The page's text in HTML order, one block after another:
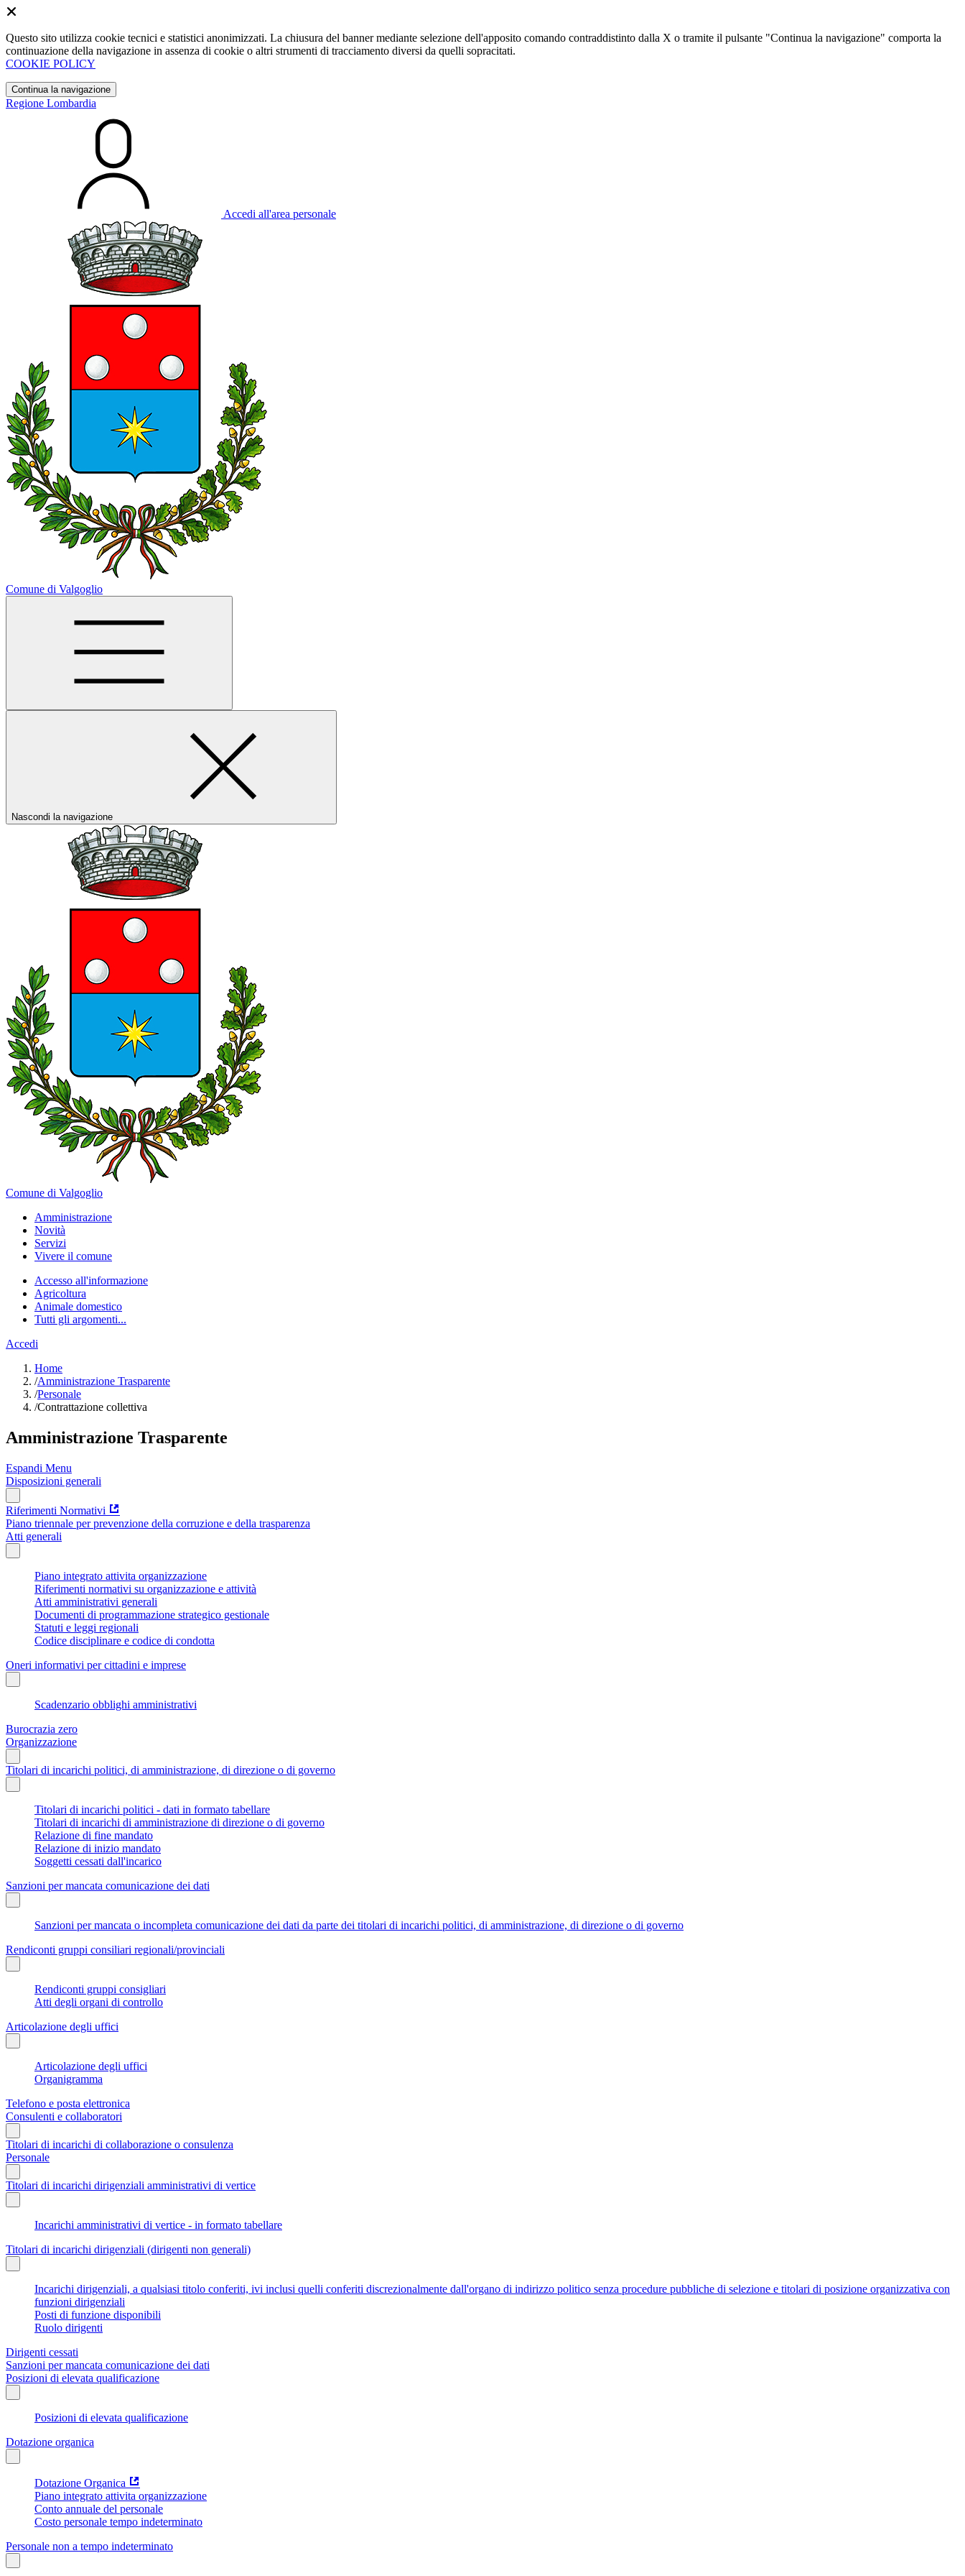
Questo sito utilizza cookie tecnici e statistici anonimizzati. La chiusura del banner mediante selezione dell'apposito comando contraddistinto dalla X o tramite il pulsante "Continua la navigazione" comporta la
continuazione della navigazione in assenza di cookie o altri strumenti di tracciamento diversi da quelli sopracitati.
COOKIE POLICY
Continua la navigazione
Regione Lombardia
Accedi all'area personale
Comune di Valgoglio
Nascondi la navigazione
Comune di Valgoglio
Amministrazione
Novità
Servizi
Vivere il comune
Accesso all'informazione
Agricoltura
Animale domestico
Tutti gli argomenti...
Accedi
Home
/Amministrazione Trasparente
/Personale
/Contrattazione collettiva
Amministrazione Trasparente
Espandi Menu
Disposizioni generali
Riferimenti Normativi
Piano triennale per prevenzione della corruzione e della trasparenza
Atti generali
Piano integrato attivita organizzazione
Riferimenti normativi su organizzazione e attività
Atti amministrativi generali
Documenti di programmazione strategico gestionale
Statuti e leggi regionali
Codice disciplinare e codice di condotta
Oneri informativi per cittadini e imprese
Scadenzario obblighi amministrativi
Burocrazia zero
Organizzazione
Titolari di incarichi politici, di amministrazione, di direzione o di governo
Titolari di incarichi politici - dati in formato tabellare
Titolari di incarichi di amministrazione di direzione o di governo
Relazione di fine mandato
Relazione di inizio mandato
Soggetti cessati dall'incarico
Sanzioni per mancata comunicazione dei dati
Sanzioni per mancata o incompleta comunicazione dei dati da parte dei titolari di incarichi politici, di amministrazione, di direzione o di governo
Rendiconti gruppi consiliari regionali/provinciali
Rendiconti gruppi consigliari
Atti degli organi di controllo
Articolazione degli uffici
Articolazione degli uffici
Organigramma
Telefono e posta elettronica
Consulenti e collaboratori
Titolari di incarichi di collaborazione o consulenza
Personale
Titolari di incarichi dirigenziali amministrativi di vertice
Incarichi amministrativi di vertice - in formato tabellare
Titolari di incarichi dirigenziali (dirigenti non generali)
Incarichi dirigenziali, a qualsiasi titolo conferiti, ivi inclusi quelli conferiti discrezionalmente dall'organo di indirizzo politico senza procedure pubbliche di selezione e titolari di posizione organizzativa con
funzioni dirigenziali
Posti di funzione disponibili
Ruolo dirigenti
Dirigenti cessati
Sanzioni per mancata comunicazione dei dati
Posizioni di elevata qualificazione
Posizioni di elevata qualificazione
Dotazione organica
Dotazione Organica
Piano integrato attivita organizzazione
Conto annuale del personale
Costo personale tempo indeterminato
Personale non a tempo indeterminato